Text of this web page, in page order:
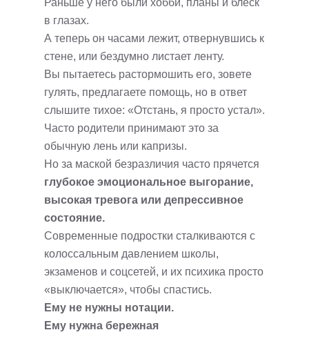
Раньше у него были хобби, планы и блеск
в глазах.
А теперь он часами лежит, отвернувшись к
стене, или бездумно листает ленту.
Вы пытаетесь растормошить его, зовете
гулять, предлагаете помощь, но в ответ
слышите тихое: «Отстань, я просто устал».
Часто родители принимают это за
обычную лень или капризы.
Но за маской безразличия часто прячется
глубокое эмоциональное выгорание,
высокая тревога или депрессивное
состояние.
Современные подростки сталкиваются с
колоссальным давлением школы,
экзаменов и соцсетей, и их психика просто
«выключается», чтобы спастись.
Ему не нужны нотации.
Ему нужна бережная